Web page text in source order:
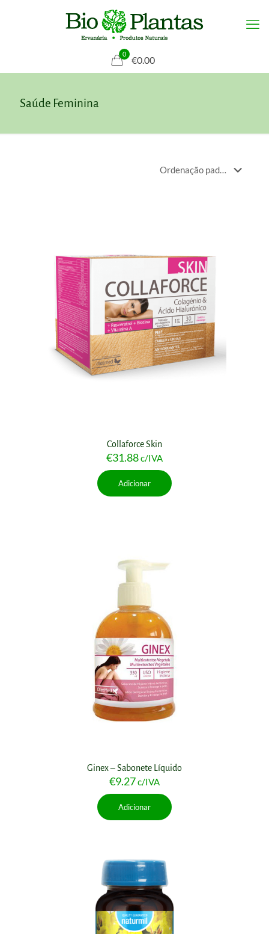
0
€0.00
Saúde Feminina
Collaforce Skin
€31.88c/IVA
Adicionar
Ginex – Sabonete Líquido
€9.27c/IVA
Adicionar